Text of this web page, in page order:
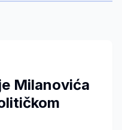
Milanovića